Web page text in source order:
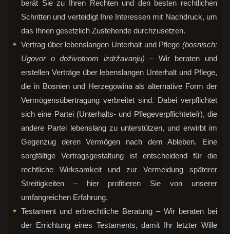
berät Sie zu Ihren Rechten und den besten rechtlichen
Schritten und verteidigt Ihre Interessen mit Nachdruck, um
das Ihnen gesetzlich Zustehende durchzusetzen.
Vertrag über lebenslangen Unterhalt und Pflege (bosnisch:
Ugovor o doživotnom izdržavanju) – Wir beraten und
erstellen Verträge über lebenslangen Unterhalt und Pflege,
die in Bosnien und Herzegowina als alternative Form der
Vermögensübertragung verbreitet sind. Dabei verpflichtet
sich eine Partei (Unterhalts- und Pflegeverpflichtete/r), die
andere Partei lebenslang zu unterstützen, und erwirbt im
Gegenzug deren Vermögen nach dem Ableben. Eine
sorgfältige Vertragsgestaltung ist entscheidend für die
rechtliche Wirksamkeit und zur Vermeidung späterer
Streitigkeiten – hier profitieren Sie von unserer
umfangreichen Erfahrung.
Testament und erbrechtliche Beratung – Wir beraten bei
der Errichtung eines Testaments, damit Ihr letzter Wille